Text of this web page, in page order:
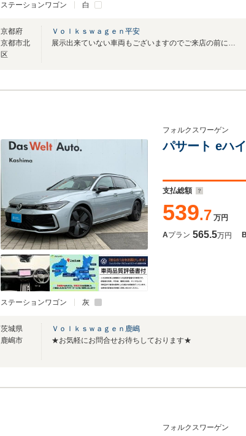
ステーションワゴン 白
京都府
京都市北
区
Ｖｏｌｋｓｗａｇｅｎ平安
展示出来ていない車両もございますのでご来店の前にお問い合わせくださいませ。
ステーションワゴン 灰
フォルクスワーゲン
パサート eハ
支払総額
539.7 万円
Aプラン 565.5万円 B
茨城県
鹿嶋市
Ｖｏｌｋｓｗａｇｅｎ鹿嶋
★お気軽にお問合せお待ちしております★
フォルクスワーゲン